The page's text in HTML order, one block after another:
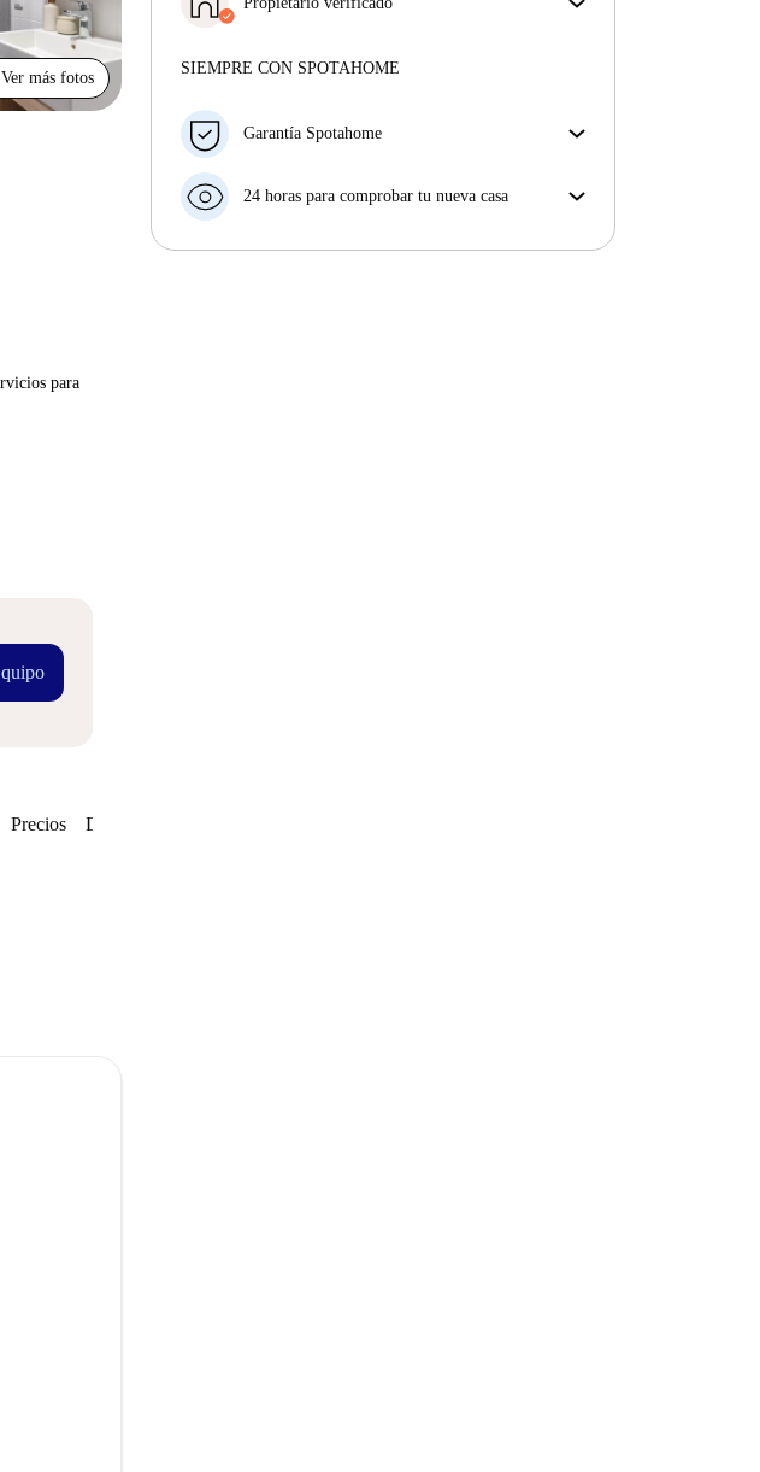
Ver más fotos
para
para una experiencia de alquiler sin complicaciones.
Más sobre este arrendador
SIEMPRE CON SPOTAHOME
Garantía Spotahome
horas previas a la fecha de entrada, Spotahome A) te
el hotel hasta que encuentres nueva casa o B) te hará
24 horas para comprobar tu nueva casa
Precios Disponibilidades